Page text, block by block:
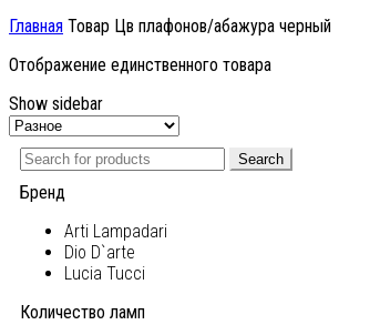
Главная Товар Цв плафонов/абажура черный
Отображение единственного товара
Show sidebar
Search
Бренд
Arti Lampadari
Dio D`arte
Lucia Tucci
Количество ламп